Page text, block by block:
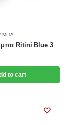
Ritini Blue 3
to cart